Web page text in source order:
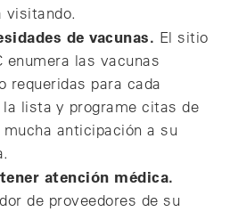
visitando.
de vacunas. El sitio
enumera las vacunas
requeridas para cada
lista y programe citas de
anticipación a su
atención médica.
de proveedores de su